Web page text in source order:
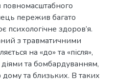
пережив багато
психологічне здоров’я.
з травматичними
на «до» та «після»,
та бомбардуванням,
та близьких. В таких